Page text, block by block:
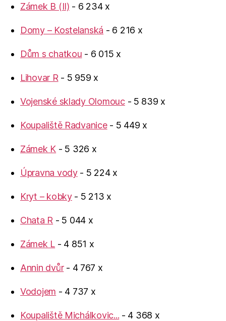
Zámek B (II) - 6 234 x
Domy – Kostelanská - 6 216 x
Dům s chatkou - 6 015 x
Lihovar R - 5 959 x
Vojenské sklady Olomouc- 5 839 x
Koupaliště Radvanice- 5 449 x
Zámek K - 5 326 x
Úpravna vody- 5 224 x
Kryt – kobky- 5 213 x
Chata R - 5 044 x
Zámek L - 4 851 x
Annin dvůr- 4 767 x
Vodojem - 4 737 x
Koupaliště Michálkovic... - 4 368 x